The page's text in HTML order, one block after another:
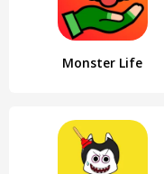
Monster Life